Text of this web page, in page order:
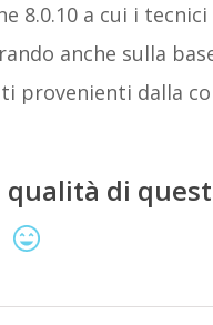
8.0.10 a cui i
anche sulla
provenienti dalla
qualità di